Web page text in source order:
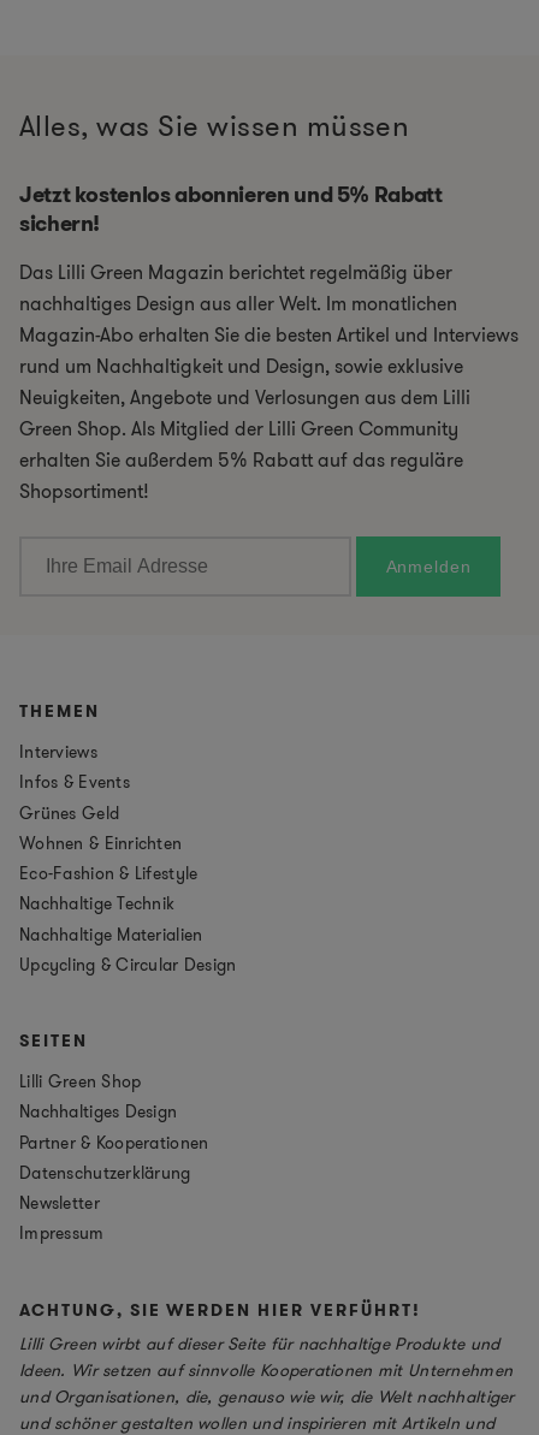
Alles, was Sie wissen müssen
Jetzt kostenlos abonnieren und 5% Rabatt
sichern!
Das Lilli Green Magazin berichtet regelmäßig über
nachhaltiges Design aus aller Welt. Im monatlichen
Magazin-Abo erhalten Sie die besten Artikel und Interviews
rund um Nachhaltigkeit und Design, sowie exklusive
Neuigkeiten, Angebote und Verlosungen aus dem Lilli
Green Shop. Als Mitglied der Lilli Green Community
erhalten Sie außerdem 5% Rabatt auf das reguläre
Shopsortiment!
THEMEN
Interviews
Infos & Events
Grünes Geld
Wohnen & Einrichten
Eco-Fashion & Lifestyle
Nachhaltige Technik
Nachhaltige Materialien
Upcycling & Circular Design
SEITEN
Lilli Green Shop
Nachhaltiges Design
Partner & Kooperationen
Datenschutzerklärung
Newsletter
Impressum
ACHTUNG, SIE WERDEN HIER VERFÜHRT!
Lilli Green wirbt auf dieser Seite für nachhaltige Produkte und
Ideen. Wir setzen auf sinnvolle Kooperationen mit Unternehmen
und Organisationen, die, genauso wie wir, die Welt nachhaltiger
und schöner gestalten wollen und inspirieren mit Artikeln und